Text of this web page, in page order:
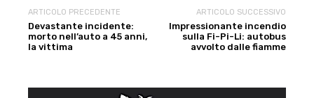
ARTICOLO PRECEDENTE
Devastante incidente:
morto nell’auto a 45 anni,
la vittima
ARTICOLO SUCCESSIVO
Impressionante incendio
sulla Fi-Pi-Li: autobus
avvolto dalle fiamme